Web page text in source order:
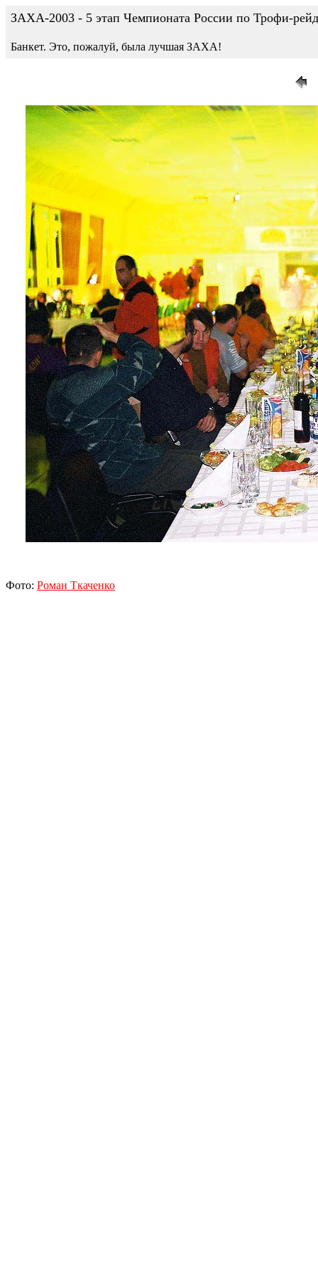
ЗАХА-2003 - 5 этап Чемпионата России по Трофи-
Банкет. Это, пожалуй, была лучшая ЗАХА!
Фото: Роман Ткаченко